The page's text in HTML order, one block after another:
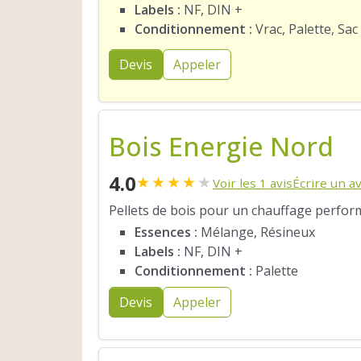
Labels : NF, DIN +
Conditionnement : Vrac, Palette, Sac
Devis
Appeler
Bois Energie Nord
4.0★★★★★ Voir les 1 avisÉcrire un
Pellets de bois pour un chauffage
Essences : Mélange, Résineux
Labels : NF, DIN +
Conditionnement : Palette
Devis
Appeler